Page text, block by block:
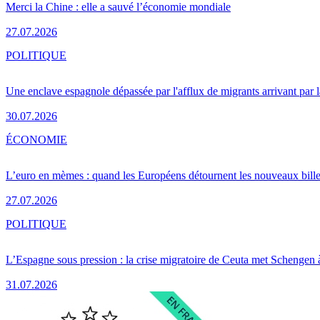
Merci la Chine : elle a sauvé l’économie mondiale
27.07.2026
Une enclave espagnole dépassée par l'afflux de migrants arrivant par
30.07.2026
POLITIQUE
L’euro en mèmes : quand les Européens détournent les nouveaux
27.07.2026
ÉCONOMIE
L’Espagne sous pression : la crise migratoire de Ceuta met Schengen
31.07.2026
POLITIQUE